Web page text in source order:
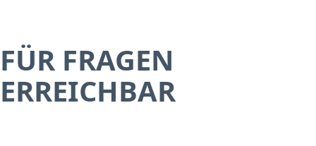
FÜR FRAGEN
ERREICHBAR